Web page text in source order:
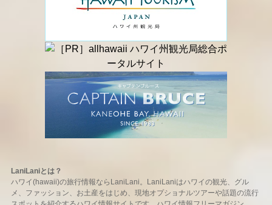
LaniLaniとは？
ハワイ(hawaii)の旅行情報ならLaniLani。LaniLaniはハワイの観光、グル
メ、ファッション、お土産をはじめ、現地オプショナルツアーや話題の流行